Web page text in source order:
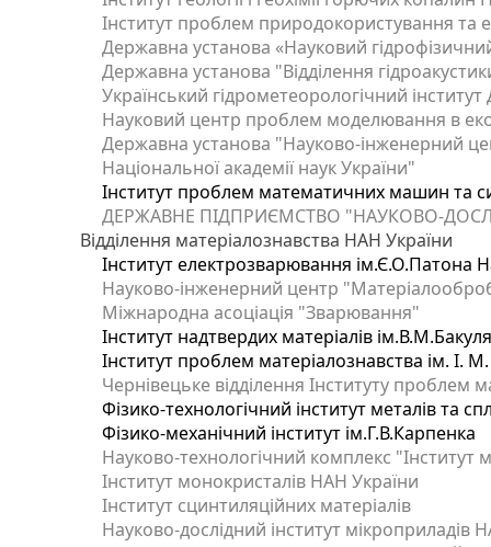
Інститут проблем природокористування та
Державна установа «Науковий
Державна установа "Відділення
Український гідрометеорологічний
Науковий центр проблем моделювання в
Державна установа "Науково-інженерний
Національної академії наук України"
Інститут проблем математичних машин та
ДЕРЖАВНЕ ПІДПРИЄМСТВО "НАУКОВО-
Відділення матеріалознавства НАН України
Інститут електрозварювання ім.Є.О.Патона
Науково-інженерний центр
Міжнародна асоціація "Зварювання"
Інститут надтвердих матеріалів
Інститут проблем матеріалознавства ім. І.
Чернівецьке відділення Інституту проблем
Фізико-технологічний інститут металів та
Фізико-механічний інститут ім.Г.В.Карпенка
Науково-технологічний комплекс "Інститут
Інститут монокристалів НАН України
Інститут сцинтиляційних матеріалів
Науково-дослідний інститут мікроприладів